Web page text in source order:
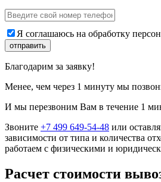
Я соглашаюсь на обработку
отправить
Благодарим за заявку!
Менее, чем через 1 минуту мы
И мы перезвоним Вам в течение 1
Звоните +7 499 649-54-48 или
зависимости от типа и количества
работаем с физическими и
Расчет стоимости